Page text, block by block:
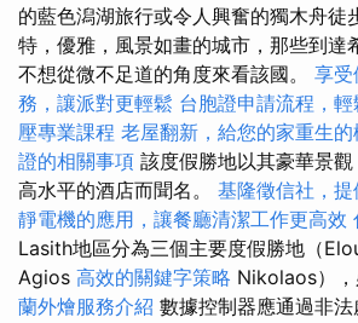
的藍色潟湖旅行或令人興奮的獨木舟徒
特，優雅，風景如畫的城市，那些到達
不想從微不足道的角度來看該國。 享受
務，讓派對更輕鬆 台胞證申請流程，
壓專業課程 老屋翻新，給您的家重生的
證的相關事項 該度假勝地以其豪華景
高水平的酒店而聞名。 基隆徵信社，
靜電機的應用，讓餐廳清潔工作更高效
Lasith地區分為三個主要度假勝地（
Agios 高效的關鍵字策略 Nikolaos），
蘭外燴服務介紹 數據控制器應通過非